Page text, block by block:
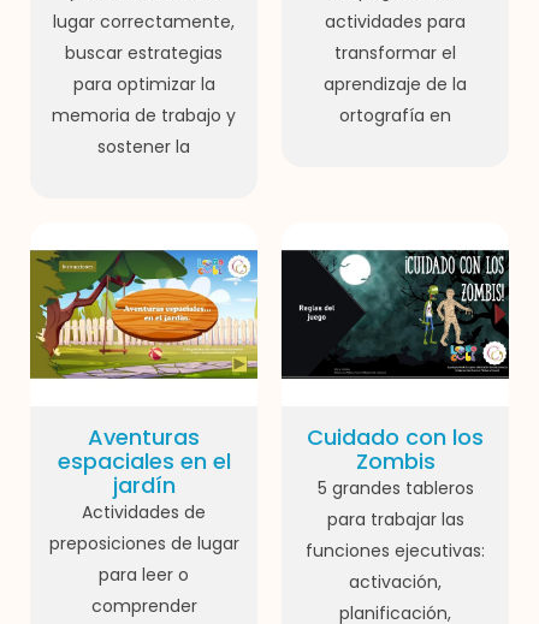
lugar correctamente,
buscar estrategias
para optimizar la
memoria de trabajo y
sostener la
actividades para
transformar el
aprendizaje de la
ortografía en
Aventuras
espaciales en el
jardín
Actividades de
preposiciones de lugar
para leer o
comprender
Cuidado con los
Zombis
5 grandes tableros
para trabajar las
funciones ejecutivas:
activación,
planificación,